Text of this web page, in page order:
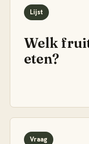
Lijst
Welk
eten?
Vraag